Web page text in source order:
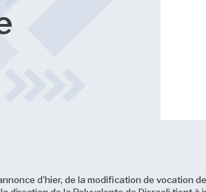
d'hier, de la modification de vocation